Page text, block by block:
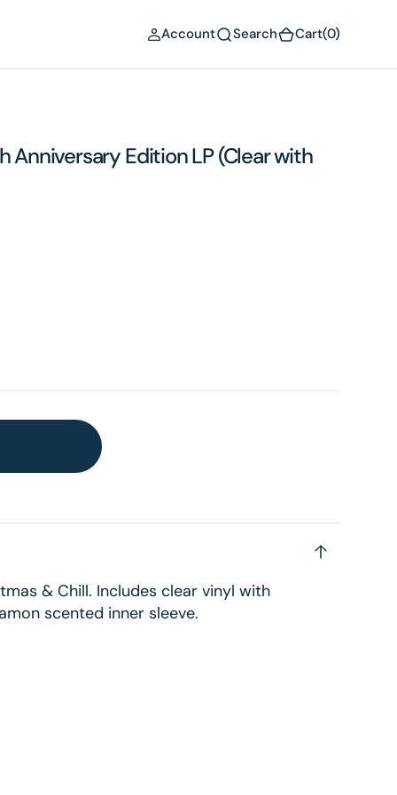
Account Search Cart(0)
Anniversary Edition LP (Clear with
& Chill. Includes clear vinyl with
scented inner sleeve.